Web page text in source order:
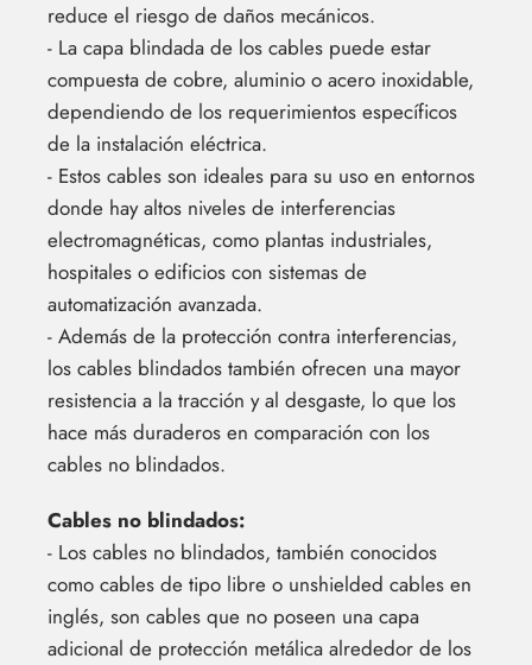
reduce el riesgo de daños mecánicos.
- La capa blindada de los cables puede estar
compuesta de cobre, aluminio o acero inoxidable,
dependiendo de los requerimientos específicos
de la instalación eléctrica.
- Estos cables son ideales para su uso en entornos
donde hay altos niveles de interferencias
electromagnéticas, como plantas industriales,
hospitales o edificios con sistemas de
automatización avanzada.
- Además de la protección contra interferencias,
los cables blindados también ofrecen una mayor
resistencia a la tracción y al desgaste, lo que los
hace más duraderos en comparación con los
cables no blindados.
Cables no blindados:
- Los cables no blindados, también conocidos
como cables de tipo libre o unshielded cables en
inglés, son cables que no poseen una capa
adicional de protección metálica alrededor de los